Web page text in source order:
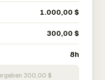
1.000,00 $
300,00 $
8h
300,00 $